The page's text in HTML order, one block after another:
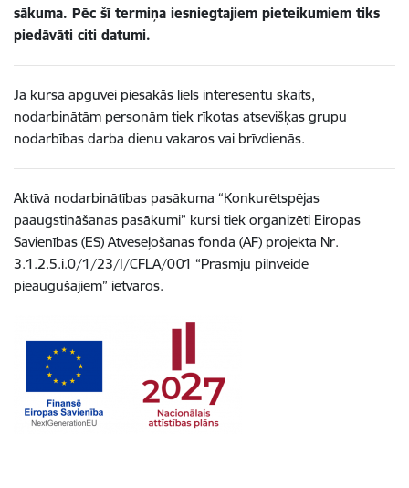
sākuma. Pēc šī termiņa iesniegtajiem pieteikumiem tiks
piedāvāti citi datumi.
Ja kursa apguvei piesakās liels interesentu skaits,
nodarbinātām personām tiek rīkotas atsevišķas grupu
nodarbības darba dienu vakaros vai brīvdienās.
Aktīvā nodarbinātības pasākuma “Konkurētspējas
paaugstināšanas pasākumi” kursi tiek organizēti Eiropas
Savienības (ES) Atveseļošanas fonda (AF) projekta Nr.
3.1.2.5.i.0/1/23/I/CFLA/001 “Prasmju pilnveide
pieaugušajiem” ietvaros.